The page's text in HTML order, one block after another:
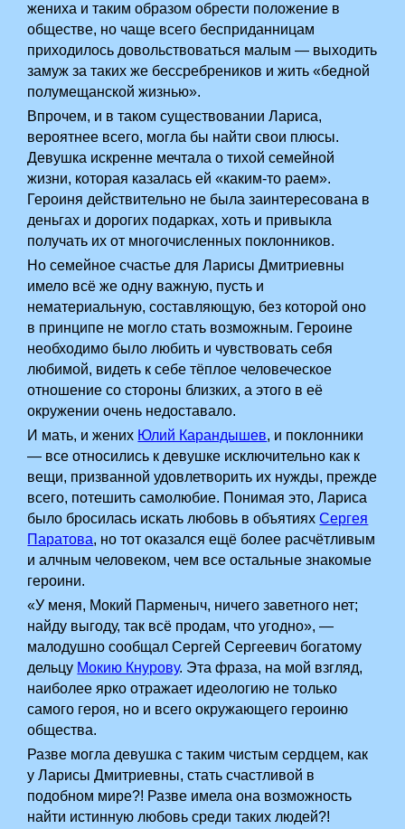
жениха и таким образом обрести положение в
обществе, но чаще всего бесприданницам
приходилось довольствоваться малым — выходить
замуж за таких же бессребреников и жить «бедной
полумещанской жизнью».
Впрочем, и в таком существовании Лариса,
вероятнее всего, могла бы найти свои плюсы.
Девушка искренне мечтала о тихой семейной
жизни, которая казалась ей «каким-то раем».
Героиня действительно не была заинтересована в
деньгах и дорогих подарках, хоть и привыкла
получать их от многочисленных поклонников.
Но семейное счастье для Ларисы Дмитриевны
имело всё же одну важную, пусть и
нематериальную, составляющую, без которой оно
в принципе не могло стать возможным. Героине
необходимо было любить и чувствовать себя
любимой, видеть к себе тёплое человеческое
отношение со стороны близких, а этого в её
окружении очень недоставало.
И мать, и жених Юлий Карандышев, и поклонники
— все относились к девушке исключительно как к
вещи, призванной удовлетворить их нужды, прежде
всего, потешить самолюбие. Понимая это, Лариса
было бросилась искать любовь в объятияхСергея
Паратова, но тот оказался ещё более расчётливым
и алчным человеком, чем все остальные знакомые
героини.
«У меня, Мокий Парменыч, ничего заветного нет;
найду выгоду, так всё продам, что угодно», —
малодушно сообщал Сергей Сергеевич богатому
дельцу Мокию Кнурову. Эта фраза, на мой взгляд,
наиболее ярко отражает идеологию не только
самого героя, но и всего окружающего героиню
общества.
Разве могла девушка с таким чистым сердцем, как
у Ларисы Дмитриевны, стать счастливой в
подобном мире?! Разве имела она возможность
найти истинную любовь среди таких людей?!